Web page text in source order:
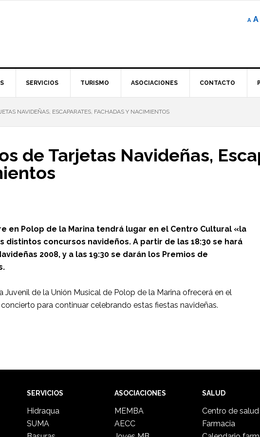
AelA
SERVICIOS TURISMO ASOCIACIONES CONTACTO
NAVIDEÑAS, ESCAPARATES, FACHADAS Y NACIMIENTOS
de Tarjetas Navideñas,
en Polop de la Marina tendrá lugar en el Centro Cultural «la
distintos concursos navideños. A partir de las 18:30 se hará
2008, y a las 19:30 se darán los Premios de
de la Unión Musical de Polop de la Marina ofrecerá en el
para continuar celebrando estas fiestas navideñas.
SERVICIOS
Hidraqua
SUMA
ASOCIACIONES
MEMBA
AECC
SALUD
Centro de salud
Farmacia